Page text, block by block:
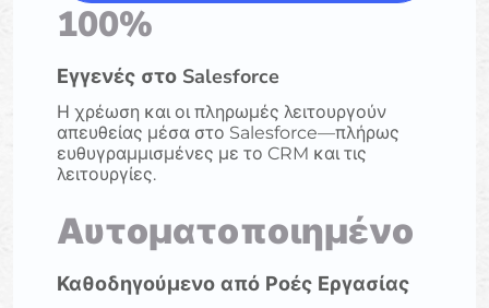
100%
Εγγενές στο Salesforce
Η χρέωση και οι πληρωμές λειτουργούν
απευθείας μέσα στο Salesforce—πλήρως
ευθυγραμμισμένες με το CRM και τις
λειτουργίες.
Αυτοματοποιημένο
Καθοδηγούμενο από Ροές Εργασίας